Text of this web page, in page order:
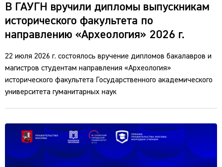
В ГАУГН вручили дипломы выпускникам
исторического факультета по
направлению «Археология» 2026 г.
22 июля 2026 г. состоялось вручение дипломов бакалавров и
магистров студентам направления «Археология»
исторического факультета Государственного академического
университета гуманитарных наук